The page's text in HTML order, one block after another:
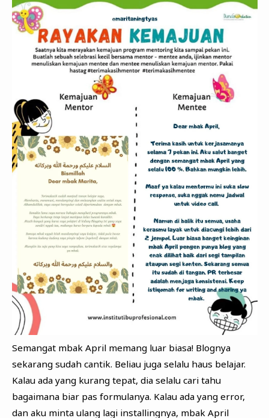
Semangat mbak April memang luar biasa! Blognya
sekarang sudah cantik. Beliau juga selalu haus belajar.
Kalau ada yang kurang tepat, dia selalu cari tahu
bagaimana biar pas formulanya. Kalau ada yang error,
dan aku minta ulang lagi installingnya, mbak April